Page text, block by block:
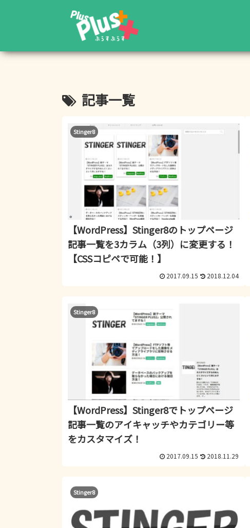
記事一覧
Stinger8
【WordPress】Stinger8のトップページ
記事一覧を3カラム（3列）に変更する！
【CSSコピペで可能！】
2017.09.15 2018.12.04
Stinger8
【WordPress】Stinger8でトップページ
記事一覧のアイキャッチやカテゴリー等
をカスタマイズ！
2017.09.15 2018.11.29
Stinger8